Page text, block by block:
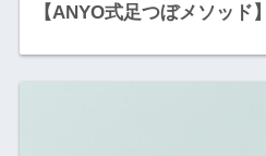
【ANYO式足つぼメソッド】